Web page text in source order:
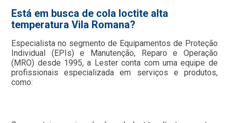
Está em busca de cola loctite alta
temperatura Vila Romana?
Especialista no segmento de Equipamentos de Proteção
Individual (EPIs) e Manutenção, Reparo e Operação
(MRO) desde 1995, a Lester conta com uma equipe de
profissionais especializada em serviços e produtos,
como: